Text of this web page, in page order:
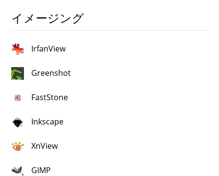
イメージング
IrfanView
Greenshot
FastStone
Inkscape
XnView
GIMP